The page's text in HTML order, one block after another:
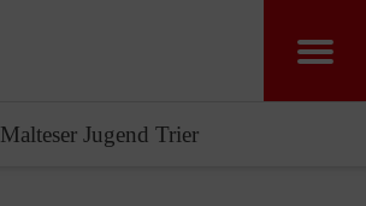
Malteser Jugend Trier